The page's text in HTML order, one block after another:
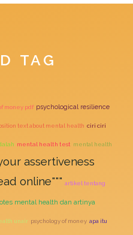
TAG
money pdf psychological resilience
text about mental health ciri ciri
mental health test mental health
assertiveness
online""" artikel tentang
mental health dan artinya
unair psychology of money apa itu